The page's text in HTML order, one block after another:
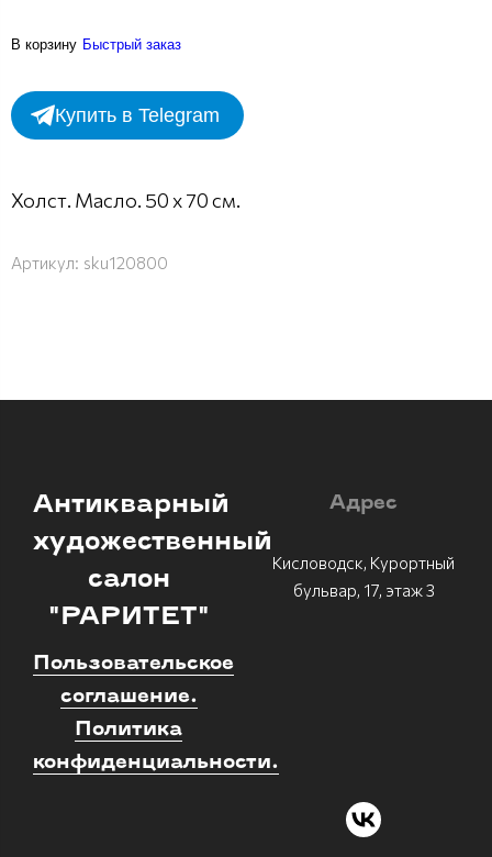
В корзину Быстрый заказ
Купить в Telegram
Холст. Масло. 50 х 70 см.
Артикул: sku120800
Антикварный
художественный
салон
"РАРИТЕТ"
Пользовательское
соглашение.
Политика
конфиденциальности.
Адрес
Кисловодск, Курортный
бульвар, 17, этаж 3